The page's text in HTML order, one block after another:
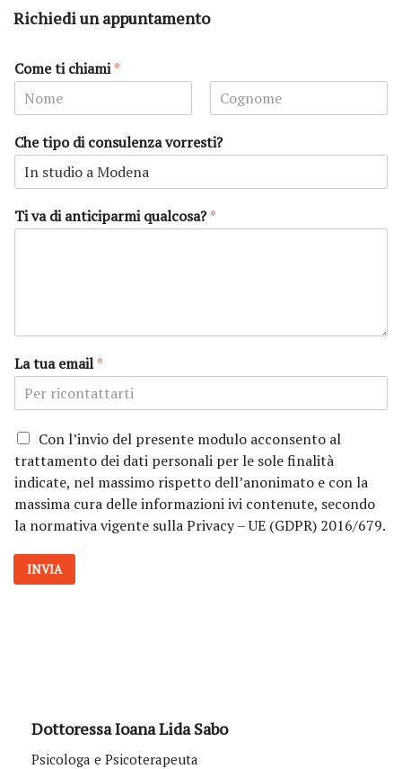
Richiedi un appuntamento
Come ti chiami*
o
m
o
g
m
e
Che tipo di consulenza vorresti?
Ti va di anticiparmi qualcosa?*
La tua email*
P
r
i
v
a
c
*
Con l’invio del presente modulo acconsento al
trattamento dei dati personali per le sole finalità
indicate, nel massimo rispetto dell’anonimato e con la
massima cura delle informazioni ivi contenute, secondo
la normativa vigente sulla Privacy – UE (GDPR) 2016/679.
INVIA
Dottoressa Ioana Lida Sabo
Psicologa e Psicoterapeuta